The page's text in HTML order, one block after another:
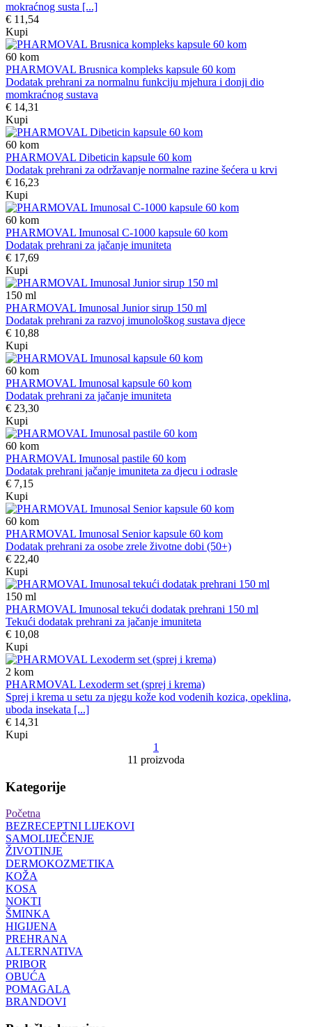
mokraćnog susta [...]
€ 11,54
Kupi
60 kom
PHARMOVAL Brusnica kompleks kapsule 60 kom
Dodatak prehrani za normalnu funkciju mjehura i donji dio
momkraćnog sustava
€ 14,31
Kupi
60 kom
PHARMOVAL Dibeticin kapsule 60 kom
Dodatak prehrani za održavanje normalne razine šećera u krvi
€ 16,23
Kupi
60 kom
PHARMOVAL Imunosal C-1000 kapsule 60 kom
Dodatak prehrani za jačanje imuniteta
€ 17,69
Kupi
150 ml
PHARMOVAL Imunosal Junior sirup 150 ml
Dodatak prehrani za razvoj imunološkog sustava djece
€ 10,88
Kupi
60 kom
PHARMOVAL Imunosal kapsule 60 kom
Dodatak prehrani za jačanje imuniteta
€ 23,30
Kupi
60 kom
PHARMOVAL Imunosal pastile 60 kom
Dodatak prehrani jačanje imuniteta za djecu i odrasle
€ 7,15
Kupi
60 kom
PHARMOVAL Imunosal Senior kapsule 60 kom
Dodatak prehrani za osobe zrele životne dobi (50+)
€ 22,40
Kupi
150 ml
PHARMOVAL Imunosal tekući dodatak prehrani 150 ml
Tekući dodatak prehrani za jačanje imuniteta
€ 10,08
Kupi
2 kom
PHARMOVAL Lexoderm set (sprej i krema)
Sprej i krema u setu za njegu kože kod vodenih kozica, opeklina,
uboda insekata [...]
€ 14,31
Kupi
1
11 proizvoda
Kategorije
Početna
BEZRECEPTNI LIJEKOVI
SAMOLIJEČENJE
ŽIVOTINJE
DERMOKOZMETIKA
KOŽA
KOSA
NOKTI
ŠMINKA
HIGIJENA
PREHRANA
ALTERNATIVA
PRIBOR
OBUĆA
POMAGALA
BRANDOVI